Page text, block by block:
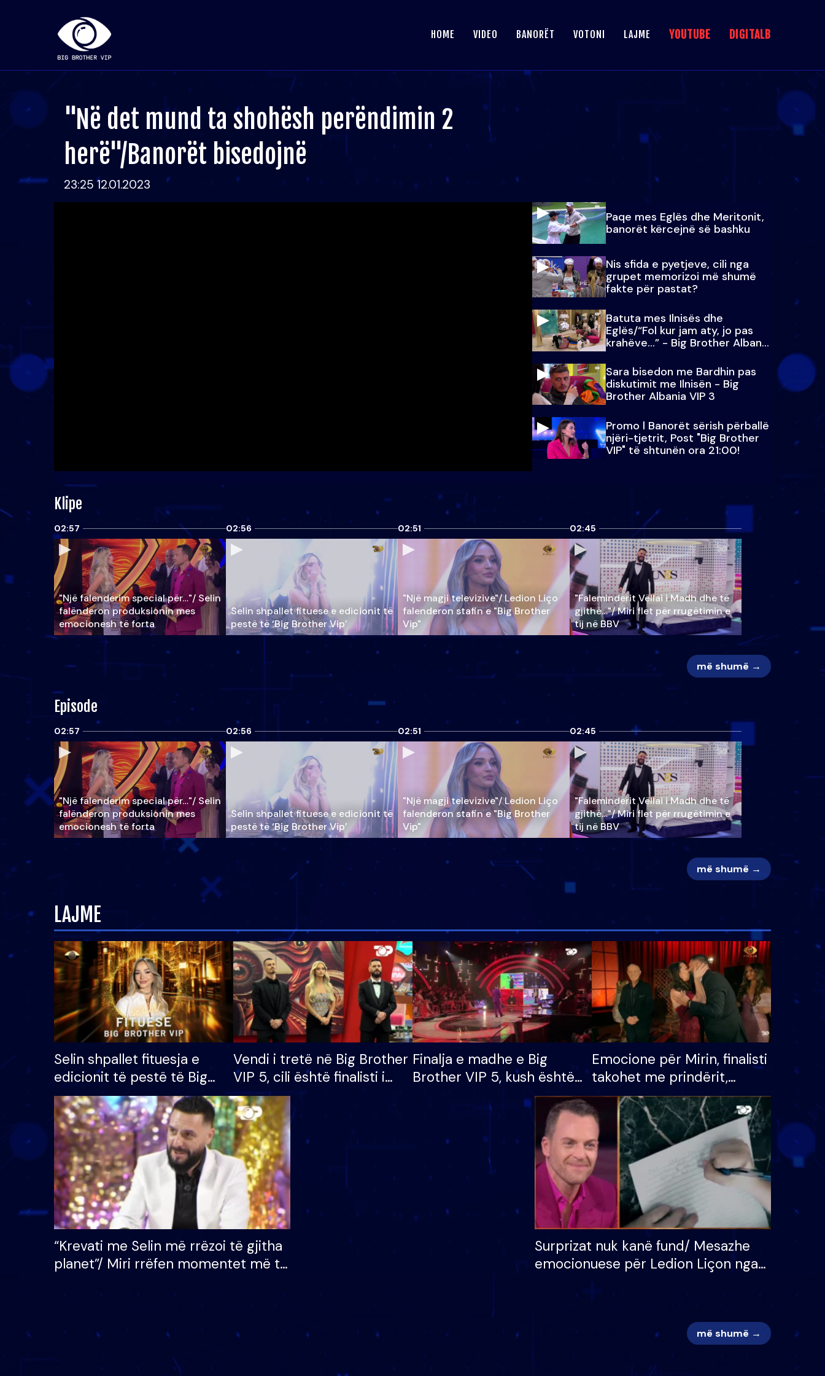
HOME VIDEO BANORËT VOTONI LAJME YOUTUBE DIGITALB
"Në det mund ta shohësh perëndimin 2
herë"/Banorët bisedojnë
23:25 12.01.2023
Paqe mes Eglës dhe Meritonit,
banorët kërcejnë së bashku
Nis sfida e pyetjeve, cili nga
grupet memorizoi më shumë
fakte për pastat?
Batuta mes Ilnisës dhe
Eglës/“Fol kur jam aty, jo pas
krahëve…” - Big Brother Albania
VIP 3
Sara bisedon me Bardhin pas
diskutimit me Ilnisën - Big
Brother Albania VIP 3
Promo l Banorët sërish përballë
njëri-tjetrit, Post "Big Brother
VIP" të shtunën ora 21:00!
Klipe
02:57
"Një falenderim special për…"/ Selin
falënderon produksionin mes
emocionesh të forta
02:56
Selin shpallet fituese e edicionit të
pestë të ‘Big Brother Vip’
02:51
"Një magji televizive"/ Ledion Liço
falenderon stafin e "Big Brother
Vip"
02:45
"Faleminderit Vëllai i Madh dhe të
gjithë…"/ Miri flet për rrugëtimin e
tij në BBV
më shumë →
Episode
02:57
"Një falenderim special për…"/ Selin
falënderon produksionin mes
emocionesh të forta
02:56
Selin shpallet fituese e edicionit të
pestë të ‘Big Brother Vip’
02:51
"Një magji televizive"/ Ledion Liço
falenderon stafin e "Big Brother
Vip"
02:45
"Faleminderit Vëllai i Madh dhe të
gjithë…"/ Miri flet për rrugëtimin e
tij në BBV
më shumë →
LAJME
Selin shpallet fituesja e
edicionit të pestë të Big
Brother VIP, rrëmben
çmimin e madh prej 100
mijë eurosh
Vendi i tretë në Big Brother
VIP 5, cili është finalisti i
radhës që lë shtëpinë
Finalja e madhe e Big
Brother VIP 5, kush është
banori i parë që lë shtëpinë
dhe humb mundësinë për
të fituar çmimin e madh
Emocione për Mirin, finalisti
takohet me prindërit,
vajzën dhe bashkëshorten:
S’kemi ndonjë letër divorci
apo jo?
“Krevati me Selin më rrëzoi të gjitha
planet”/ Miri rrëfen momentet më të
mungojë zilja e mëngjesit kur…
Surprizat nuk kanë fund/ Mesazhe
emocionuese për Ledion Liçon nga
më shumë →